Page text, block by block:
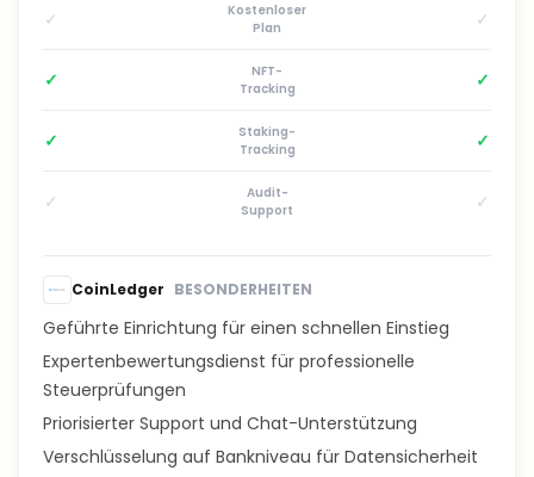
✓
Kostenloser
Plan
✓
✓
NFT-
Tracking
✓
✓
Staking-
Tracking
✓
✓
Audit-
Support
✓
CoinLedger BESONDERHEITEN
Geführte Einrichtung für einen schnellen Einstieg
Expertenbewertungsdienst für professionelle
Steuerprüfungen
Priorisierter Support und Chat-Unterstützung
Verschlüsselung auf Bankniveau für Datensicherheit